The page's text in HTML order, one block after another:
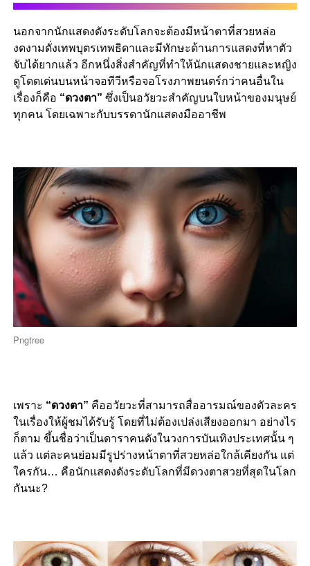
นอกจากนักแสดงดังระดับโลกจะต้องมีหน้าตาที่สวยหล่อ
งดงามดั่งเทพบุตรเทพธิดาและมีทักษะด้านการแสดงที่หาตัว
จับได้ยากแล้ว อีกหนึ่งสิ่งสำคัญที่ทำให้นักแสดงชายและหญิง
ดูโดดเด่นบนหน้าจอทีวีหรือจอโรงภาพยนตร์กว่าคนอื่นใน
เรื่องก็คือ “ดวงตา” ซึ่งเป็นอวัยวะสำคัญบนใบหน้าของมนุษย์
ทุกคน โดยเฉพาะกับบรรดานักแสดงมืออาชีพ
Pngtree
เพราะ “ดวงตา” คืออวัยวะที่สามารถสื่ออารมณ์ของตัวละคร
ในเรื่องให้ผู้ชมได้รับรู้ โดยที่ไม่ต้องเปล่งเสียงออกมา อย่างไร
ก็ตาม ขึ้นชื่อว่าเป็นดาราคนดังในวงการบันเทิงประเทศนั้น ๆ
แล้ว แต่ละคนย่อมมีรูปร่างหน้าตาที่สวยหล่อใกล้เคียงกัน แต่
ใครกัน… คือนักแสดงดังระดับโลกที่มีดวงตาสวยที่สุดในโลก
กันนะ?